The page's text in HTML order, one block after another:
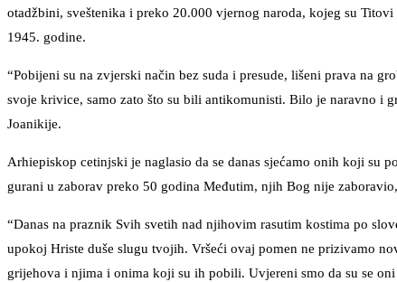
otadžbini, sveštenika i preko 20.000 vjernog naroda, kojeg su
1945. godine.
“Pobijeni su na zvjerski način bez suda i presude, lišeni prava na
svoje krivice, samo zato što su bili antikomunisti. Bilo je naravno i
Joanikije.
Arhiepiskop cetinjski je naglasio da se danas sjećamo onih koji
gurani u zaborav preko 50 godina Međutim, njih Bog nije
“Danas na praznik Svih svetih nad njihovim rasutim kostima po
upokoj Hriste duše slugu tvojih. Vršeći ovaj pomen ne prizivamo
grijehova i njima i onima koji su ih pobili. Uvjereni smo da su se